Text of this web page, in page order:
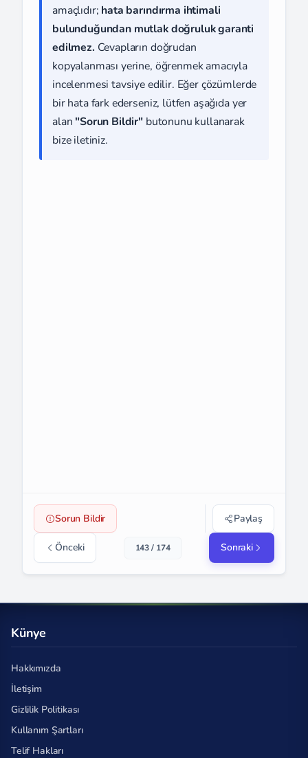
amaçlıdır; hata barındırma ihtimali
bulunduğundan mutlak doğruluk garanti
edilmez. Cevapların doğrudan
kopyalanması yerine, öğrenmek amacıyla
incelenmesi tavsiye edilir. Eğer çözümlerde
bir hata fark ederseniz, lütfen aşağıda yer
alan "Sorun Bildir" butonunu kullanarak
bize iletiniz.
Sorun Bildir Paylaş
Önceki 143 / 174 Sonraki
Künye
Hakkımızda
İletişim
Gizlilik Politikası
Kullanım Şartları
Telif Hakları